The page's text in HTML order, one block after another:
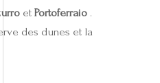
et Portoferraio .
des dunes et la